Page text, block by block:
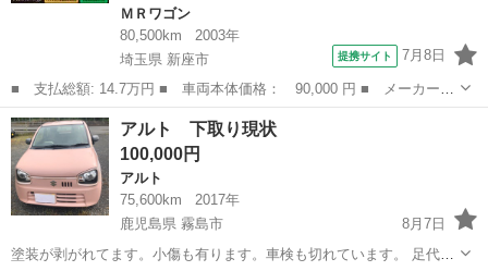
ＭＲワゴン
80,500km
2003年
埼玉県 新座市
提携サイト 7月8日
■ 支払総額: 14.7万円 ■ 車両本体価格： 90,000 円 ■ メーカー
名： スズキ ■ 車種名： ＭＲワゴン ■ グレード名： Ｎ－１ス
ペシャル 禁煙車 オートマチック パワーウインドウ キーレス
走行８１，００...
埼玉 新座市 ＭＲワゴン
アルト 下取り現状
100,000円
アルト
75,600km
2017年
鹿児島県 霧島市
8月7日
塗装が剥がれてます。小傷も有ります。車検も切れています。 足代わ